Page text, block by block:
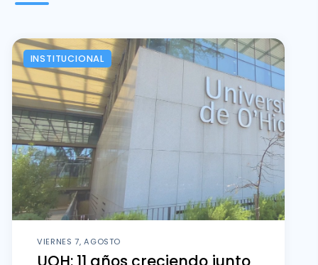
INSTITUCIONAL
VIERNES 7, AGOSTO